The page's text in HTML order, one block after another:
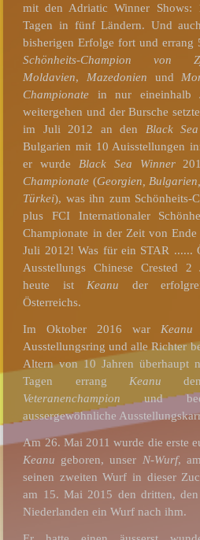
mit den Adriatic Winner Shows:
Tagen in fünf Ländern. Und
bisherigen Erfolge fort und errang
Schönheits-Champion von
Moldavien, Mazedonien und
Championate in nur eineinhalb
weitergehen und der Bursche
im Juli 2012 an den Black
Bulgarien mit 10 Auisstellungen
er wurdeBlack Sea Winner
Championate (Georgien,
Türkei), was ihn zum Schönheits-
plus FCI Internationaler
Championate in der Zeit von
Juli 2012! Was für ein STAR ......
Ausstellungs Chinese Crested 2
heute istKeanu der
Österreichs.
Im Oktober 2016 war Keanu
Ausstellungsring und alle Richter
Altern von 10 Jahren überhaupt
Tagen errang Keanu
Veteranenchampion und
aussergewöhnliche
Am 26. Mai 2011 wurde die erste
Keanu geboren, unser N-Wurf,
seinen zweiten Wurf in dieser
am 15. Mai 2015 den dritten,
Niederlanden ein Wurf nach ihm.